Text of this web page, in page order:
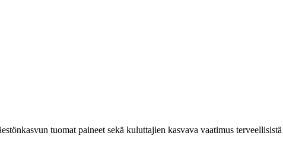
tuomat paineet sekä kuluttajien kasvava vaatimus terveellisistä